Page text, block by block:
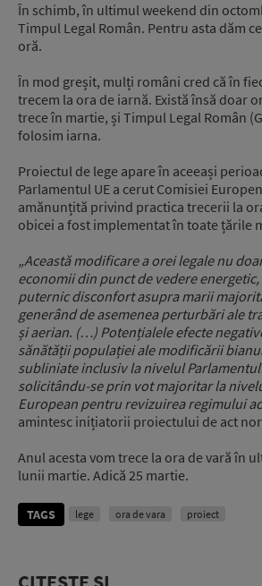
În schimb, în ultimul weekend din
Timpul Legal Român. Pentru asta dăm
oră.
În mod greșit, mulți români cred că în
trecem la ora de iarnă. Există însă doar
trece în martie, și Timpul Legal Român
folosim iarna.
Proiectul de lege apare în aceeași
Parlamentul UE a cerut Comisiei
amănunțită privind practica trecerii la
obicei a fost implementat în toate țările
„Această modificare a orei legale nu
economii din punct de vedere
puternic disconfort asupra marii
generând de asemenea perturbări ale
și aerian. (…) Potențialele efecte
sănătății populației ale modificării
subliniate inclusiv la nivelul
solicitându-se prin vot majoritar la
European pentru revizuirea regimului
amintesc inițiatorii proiectului de act
Anul acesta vom trece la ora de vară în
lunii martie. Adică 25 martie.
TAGS lege ora de vara proiect